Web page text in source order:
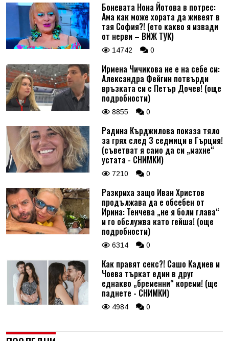
Боневата Нона Йотова в потрес:
Ама как може хората да живеят в
тая София?! (ето какво я извади
от нерви – ВИЖ ТУК)
14742 0
Ирмена Чичикова не е на себе си:
Александра Фейгин потвърди
връзката си с Петър Дочев! (още
подробности)
8855 0
Радина Кърджилова показа тяло
за грях след 3 седмици в Гърция!
(съветват я само да си „махне“
устата - СНИМКИ)
7210 0
Разкриха защо Иван Христов
продължава да е обсебен от
Ирина: Тенчева „не я боли глава“
и го обслужва като гейша! (още
подробности)
6314 0
Как правят секс?! Сашо Кадиев и
Чоева търкат един в друг
еднакво „бременни“ кореми! (ще
паднете - СНИМКИ)
4984 0